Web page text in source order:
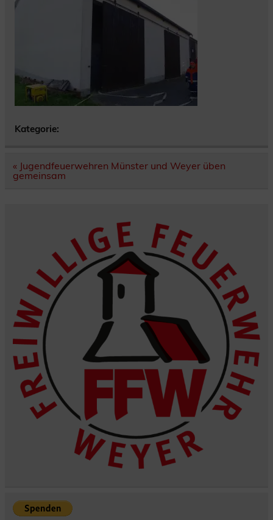
Kategorie:
Beitragsnavigation
« Jugendfeuerwehren Münster und Weyer üben
gemeinsam